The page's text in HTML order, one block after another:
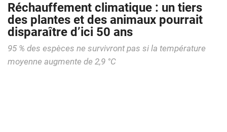
Réchauffement climatique : un tiers
des plantes et des animaux pourrait
disparaître d’ici 50 ans
95 % des espèces ne survivront pas si la température
moyenne augmente de 2,9 °C